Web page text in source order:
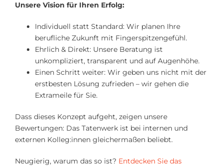
Unsere Vision für Ihren Erfolg:
Individuell statt Standard: Wir planen Ihre
berufliche Zukunft mit Fingerspitzengefühl.
Ehrlich & Direkt: Unsere Beratung ist
unkompliziert, transparent und auf Augenhöhe.
Einen Schritt weiter: Wir geben uns nicht mit der
erstbesten Lösung zufrieden – wir gehen die
Extrameile für Sie.
Dass dieses Konzept aufgeht, zeigen unsere
Bewertungen: Das Tatenwerk ist bei internen und
externen Kolleg:innen gleichermaßen beliebt.
Neugierig, warum das so ist? Entdecken Sie das